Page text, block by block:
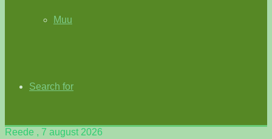
Muu
Search for
Reede , 7 august 2026